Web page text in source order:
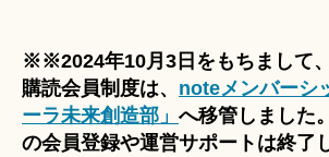
※※2024年10月3日をもちまして
購読会員制度は、 noteメンバーシ
ーラ未来創造部」 へ移管しました
の会員登録や運営サポートは終了